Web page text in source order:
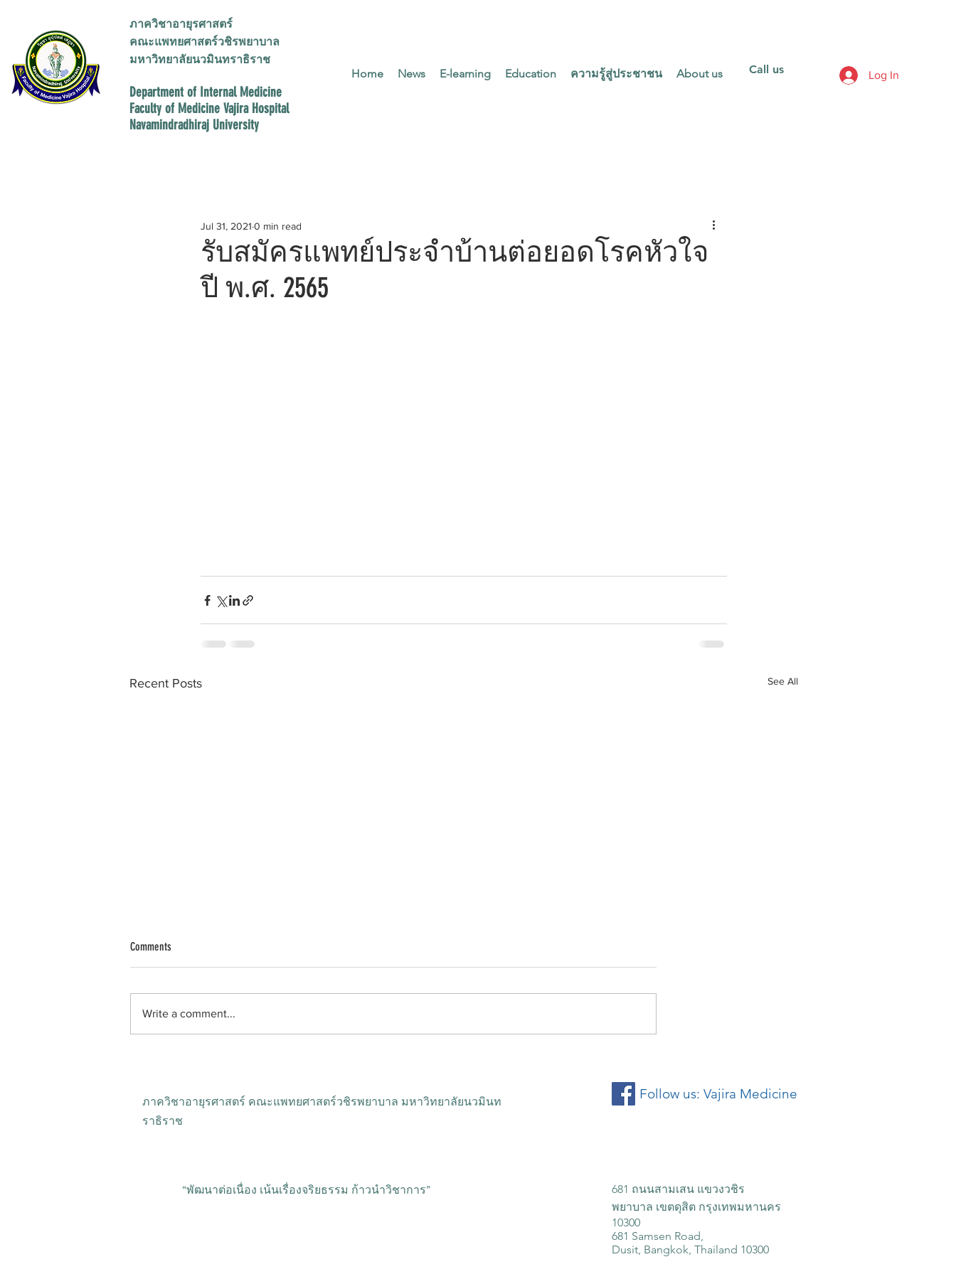
ภาควิชาอายุรศาสตร์
คณะแพทยศาสตร์วชิรพยาบาล
มหาวิทยาลัยนวมินทราธิราช
Department of Internal Medicine
Faculty of Medicine Vajira Hospital
Navamindradhiraj University
Home News E-learning Education ความรู้สู่ประชาชน About us Call us Log In
รับสมัครแพทย์ประจำบ้านต่อยอดโรคหัวใจ
ปี พ.ศ. 2565
Jul 31, 2021 0 min read
Recent Posts See All
การศึกษา 2570
การหายใจและภาวะวิกฤตโรค
สาขาอายุรศาสตร์มะเร็งวิทยา
ปีการฝึกอบรม 2568
Comments
Write a comment...
ภาควิชาอายุรศาสตร์ คณะแพทยศาสตร์วชิรพยาบาล มหาวิทยาลัยนวมินท
ราธิราช
“พัฒนาต่อเนื่อง เน้นเรื่องจริยธรรม ก้าวนำวิชาการ”
Follow us: Vajira Medicine
681 ถนนสามเสน แขวงวชิร
พยาบาล เขตดุสิต กรุงเทพมหานคร
10300
681 Samsen Road,
Dusit, Bangkok, Thailand 10300